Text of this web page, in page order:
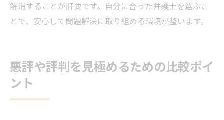
解消することが肝要です。自分に合った弁護士を選ぶこ
とで、安心して問題解決に取り組める環境が整います。
悪評や評判を見極めるための比較ポイ
ント